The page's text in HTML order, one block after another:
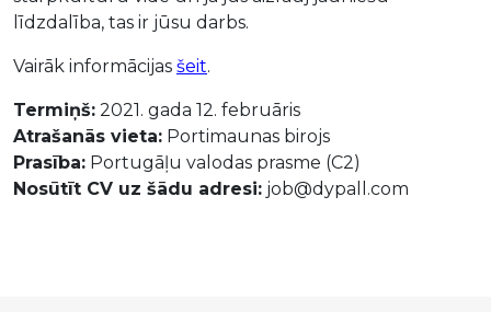
līdzdalība, tas ir jūsu darbs.
Vairāk informācijas šeit.
Termiņš: 2021. gada 12. februāris
Atrašanās vieta: Portimaunas birojs
Prasība: Portugāļu valodas prasme (C2)
Nosūtīt CV uz šādu adresi: job@dypall.com